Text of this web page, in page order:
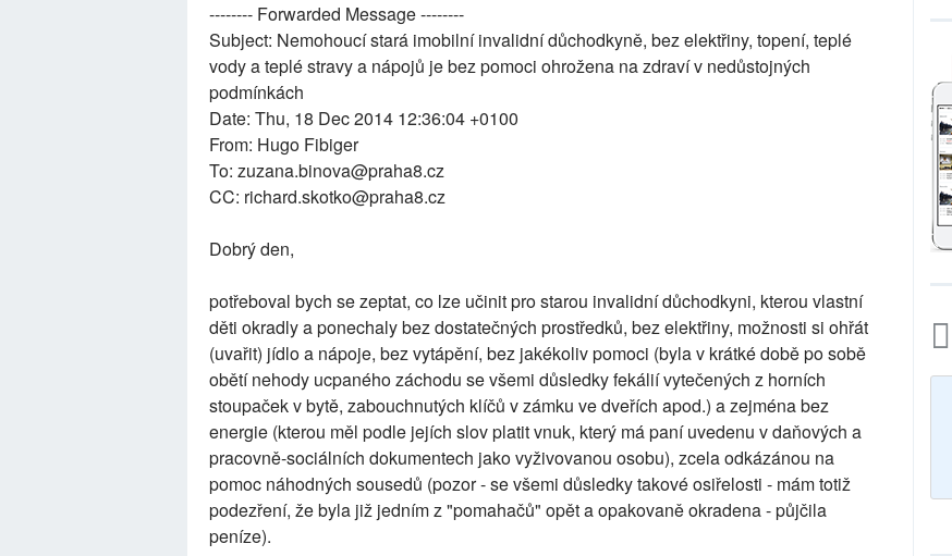
-------- Forwarded Message --------
Subject: Nemohoucí stará imobilní invalidní důchodkyně, bez elektřiny, topení, teplé
vody a teplé stravy a nápojů je bez pomoci ohrožena na zdraví v nedůstojných
podmínkách
Date: Thu, 18 Dec 2014 12:36:04 +0100
From: Hugo Fibiger
To: zuzana.binova@praha8.cz
CC: richard.skotko@praha8.cz
Dobrý den,
potřeboval bych se zeptat, co lze učinit pro starou invalidní důchodkyni, kterou vlastní
děti okradly a ponechaly bez dostatečných prostředků, bez elektřiny, možnosti si ohřát
(uvařit) jídlo a nápoje, bez vytápění, bez jakékoliv pomoci (byla v krátké době po sobě
obětí nehody ucpaného záchodu se všemi důsledky fekálií vytečených z horních
stoupaček v bytě, zabouchnutých klíčů v zámku ve dveřích apod.) a zejména bez
energie (kterou měl podle jejích slov platit vnuk, který má paní uvedenu v daňových a
pracovně-sociálních dokumentech jako vyživovanou osobu), zcela odkázánou na
pomoc náhodných sousedů (pozor - se všemi důsledky takové osiřelosti - mám totiž
podezření, že byla již jedním z "pomahačů" opět a opakovaně okradena - půjčila
peníze).